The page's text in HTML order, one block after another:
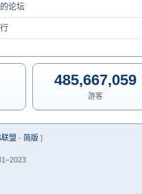
论坛
485,667,059
游客
盟 - 简版 ]